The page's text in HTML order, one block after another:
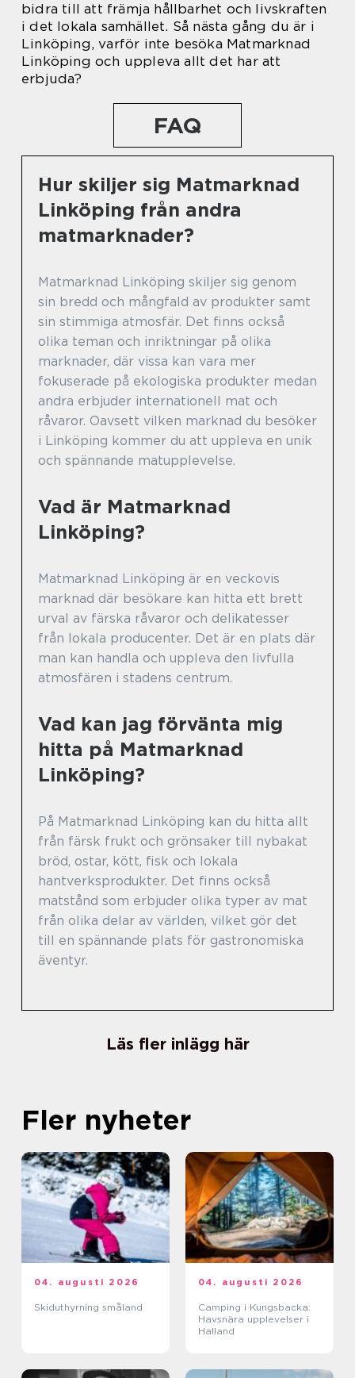
bidra till att främja hållbarhet och livskraften
i det lokala samhället. Så nästa gång du är i
Linköping, varför inte besöka Matmarknad
Linköping och uppleva allt det har att
erbjuda?
FAQ
Hur skiljer sig Matmarknad
Linköping från andra
matmarknader?
Matmarknad Linköping skiljer sig genom
sin bredd och mångfald av produkter samt
sin stimmiga atmosfär. Det finns också
olika teman och inriktningar på olika
marknader, där vissa kan vara mer
fokuserade på ekologiska produkter medan
andra erbjuder internationell mat och
råvaror. Oavsett vilken marknad du besöker
i Linköping kommer du att uppleva en unik
och spännande matupplevelse.
Vad är Matmarknad
Linköping?
Matmarknad Linköping är en veckovis
marknad där besökare kan hitta ett brett
urval av färska råvaror och delikatesser
från lokala producenter. Det är en plats där
man kan handla och uppleva den livfulla
atmosfären i stadens centrum.
Vad kan jag förvänta mig
hitta på Matmarknad
Linköping?
På Matmarknad Linköping kan du hitta allt
från färsk frukt och grönsaker till nybakat
bröd, ostar, kött, fisk och lokala
hantverksprodukter. Det finns också
matstånd som erbjuder olika typer av mat
från olika delar av världen, vilket gör det
till en spännande plats för gastronomiska
äventyr.
Läs fler inlägg här
Fler nyheter
04. augusti 2026
Skiduthyrning småland
04. augusti 2026
Camping i Kungsbacka:
Havsnära upplevelser i
Halland